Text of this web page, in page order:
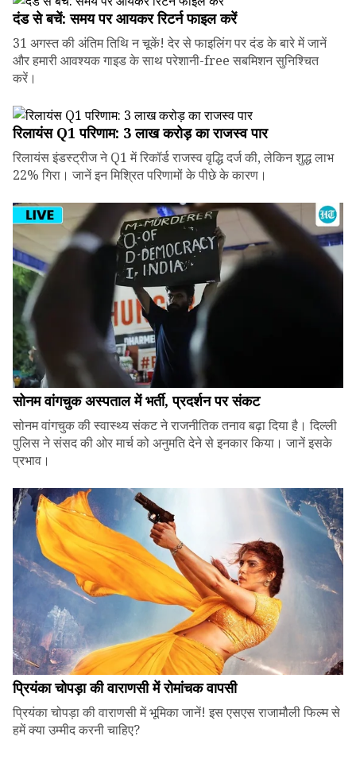
दंड से बचें: समय पर आयकर रिटर्न फाइल करें
31 अगस्त की अंतिम तिथि न चूकें! देर से फाइलिंग पर दंड के बारे में जानें
और हमारी आवश्यक गाइड के साथ परेशानी-free सबमिशन सुनिश्चित
करें।
रिलायंस Q1 परिणाम: ₹3 लाख करोड़ का राजस्व पार
रिलायंस इंडस्ट्रीज ने Q1 में रिकॉर्ड राजस्व वृद्धि दर्ज की, लेकिन शुद्ध लाभ
22% गिरा। जानें इन मिश्रित परिणामों के पीछे के कारण।
सोनम वांगचुक अस्पताल में भर्ती, प्रदर्शन पर संकट
सोनम वांगचुक की स्वास्थ्य संकट ने राजनीतिक तनाव बढ़ा दिया है। दिल्ली
पुलिस ने संसद की ओर मार्च को अनुमति देने से इनकार किया। जानें इसके
प्रभाव।
प्रियंका चोपड़ा की वाराणसी में रोमांचक वापसी
प्रियंका चोपड़ा की वाराणसी में भूमिका जानें! इस एसएस राजामौली फिल्म से
हमें क्या उम्मीद करनी चाहिए?